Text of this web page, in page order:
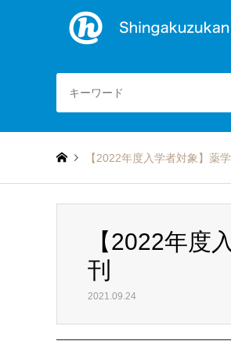
【2022年度入学者対象】薬
【2022年度
刊
2021.09.24